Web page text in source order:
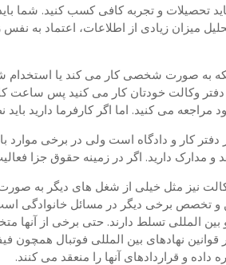
تحصیلات و تجربه کافی کسب کنید. شما
میزان زیادی از اطلاعات، اعتماد به
به صورت شخصی کار می کند یا
وکالت خودتان کار می کنید پس ساعت
مراجعه می کنید. اما اگر کارفرما دارید
دفتر کار و دادگاه است ولی در برخی موارد
و مدارک دارید. اگر در زمینه حقوق جزا
نیز مثل خیلی از شغل های دیگر به
و تخصص برخی دیگر در مسائل خانوادگی
بین المللی تسلط دارند. حتی برخی از
قوانین نهادهای بین المللی فوتبال همچون
داده و قراردادهای آنها را منعقد می کنند.